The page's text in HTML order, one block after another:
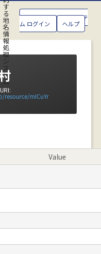
す
る
地
名
情
報
処
理
シ
ス
テ
ム
GeoLOD地名管理システ
ム ログイン ヘルプ
resource/mICuYr
Value